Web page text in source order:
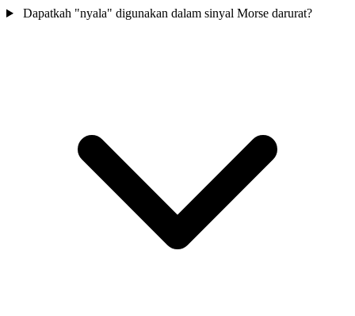
Dapatkah "nyala" digunakan dalam sinyal Morse darurat?